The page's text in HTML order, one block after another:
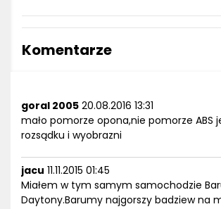
Komentarze
goral 2005 20.08.2016 13:31
mało pomorze opona,nie pomorze ABS
rozsądku i wyobrazni
jacu 11.11.2015 01:45
Miałem w tym samym samochodzie
Daytony.Barumy najgorszy badziew na